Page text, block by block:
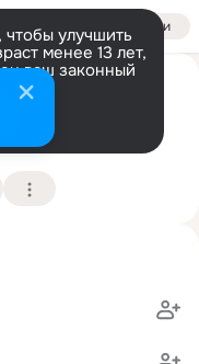
Войти
улучшить
менее 13 лет,
ваш законный
(Новикова)
лет)